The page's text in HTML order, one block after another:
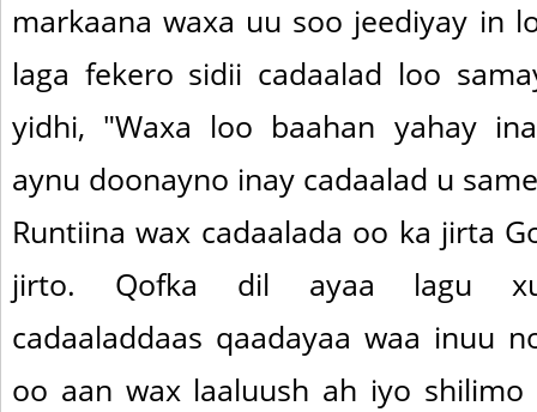
markaana waxa uu soo jeediyay in
laga fekero sidii cadaalad loo
yidhi, "Waxa loo baahan yahay
aynu doonayno inay cadaalad u
Runtiina wax cadaalada oo ka jirta
jirto. Qofka dil ayaa lagu
cadaaladdaas qaadayaa waa inuu
oo aan wax laaluush ah iyo